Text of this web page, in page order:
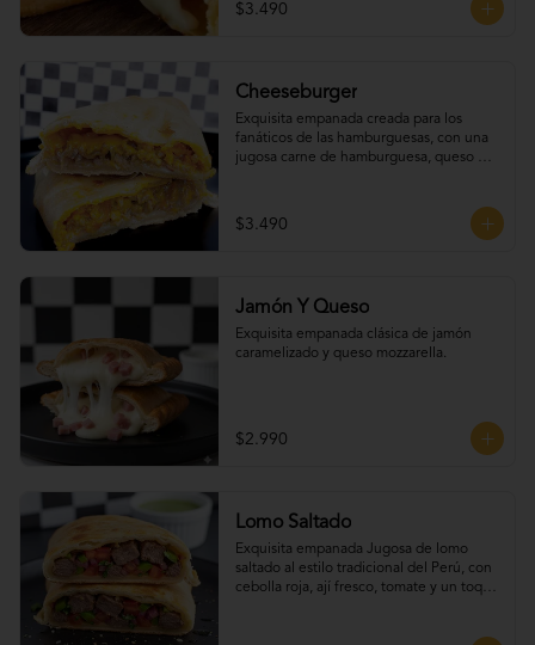
$3.490
Cheeseburger
Exquisita empanada creada para los
fanáticos de las hamburguesas, con una
jugosa carne de hamburguesa, queso
$3.490
Jamón Y Queso
Exquisita empanada clásica de jamón
caramelizado y queso mozzarella.
$2.990
Lomo Saltado
Exquisita empanada Jugosa de lomo
saltado al estilo tradicional del Perú, con
cebolla roja, ají fresco, tomate y un toque